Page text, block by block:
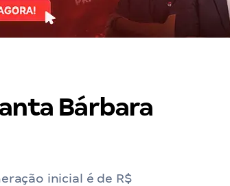
Bárbara
inicial é de R$